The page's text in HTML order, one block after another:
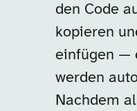
den Code
kopieren
einfügen —
werden
Nachdem